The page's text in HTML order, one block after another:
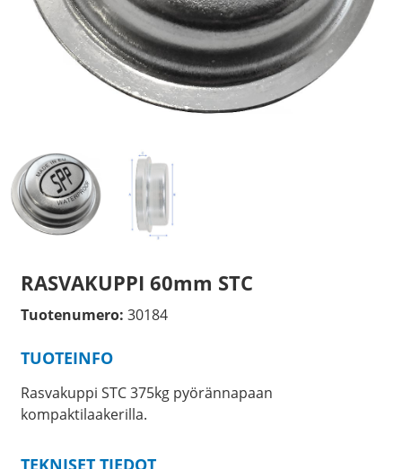
RASVAKUPPI 60mm STC
Tuotenumero: 30184
TUOTEINFO
Rasvakuppi STC 375kg pyörännapaan
kompaktilaakerilla.
TEKNISET TIEDOT